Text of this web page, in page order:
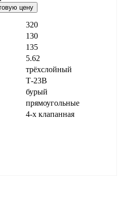
320
130
135
5.62
трёхслойный
Т-23В
бурый
прямоугольные
4-х клапанная
цену